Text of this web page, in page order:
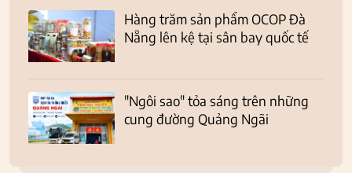
Hàng trăm sản phẩm OCOP Đà
Nẵng lên kệ tại sân bay quốc tế
"Ngôi sao" tỏa sáng trên những
cung đường Quảng Ngãi